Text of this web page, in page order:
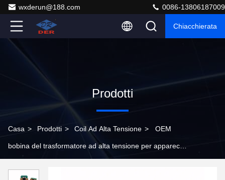
wxderun@188.com 0086-13806187009
Chiacchierata
Prodotti
Casa > Prodotti > Coil Ad Alta Tensione > OEM
bobina del trasformatore ad alta tensione per apparecchi